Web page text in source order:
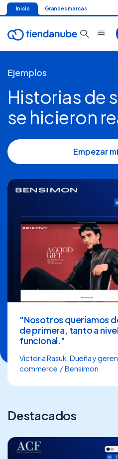
Inicio Grandes marcas
Ejemplos
Historias de
se hicieron
Empezar
"Nosotros queríamos
de primera, tanto a
funcional."
Victoria Rasuk, Dueña y
commerce / Bensimon
Destacados